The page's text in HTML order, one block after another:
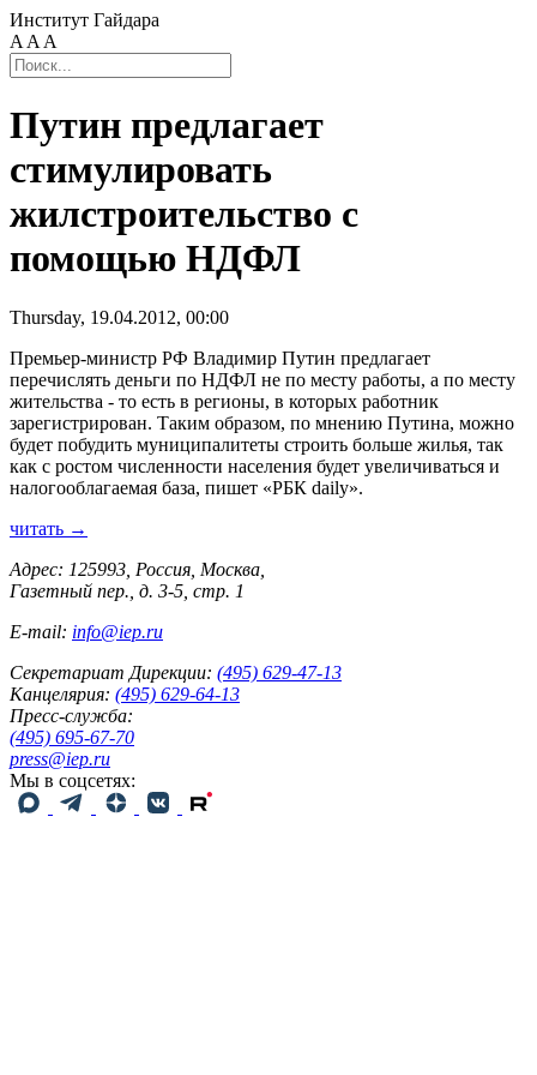
Институт Гайдара
A A A
Путин предлагает
стимулировать
жилстроительство с
помощью НДФЛ
Thursday, 19.04.2012, 00:00
Премьер-министр РФ Владимир Путин предлагает
перечислять деньги по НДФЛ не по месту работы, а по месту
жительства - то есть в регионы, в которых работник
зарегистрирован. Таким образом, по мнению Путина, можно
будет побудить муниципалитеты строить больше жилья, так
как с ростом численности населения будет увеличиваться и
налогооблагаемая база, пишет «РБК daily».
читать →
Адрес: 125993, Россия, Москва,
Газетный пер., д. 3-5, стр. 1
E-mail: info@iep.ru
Секретариат Дирекции: (495) 629-47-13
Канцелярия: (495) 629-64-13
Пресс-служба:
(495) 695-67-70
press@iep.ru
Мы в соцсетях: